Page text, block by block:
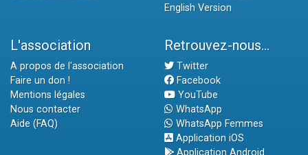
English Version
L'association
A propos de l'association
Faire un don !
Mentions légales
Nous contacter
Aide (FAQ)
Retrouvez-nous...
Twitter
Facebook
YouTube
WhatsApp
WhatsApp Femmes
Application iOS
Application Android